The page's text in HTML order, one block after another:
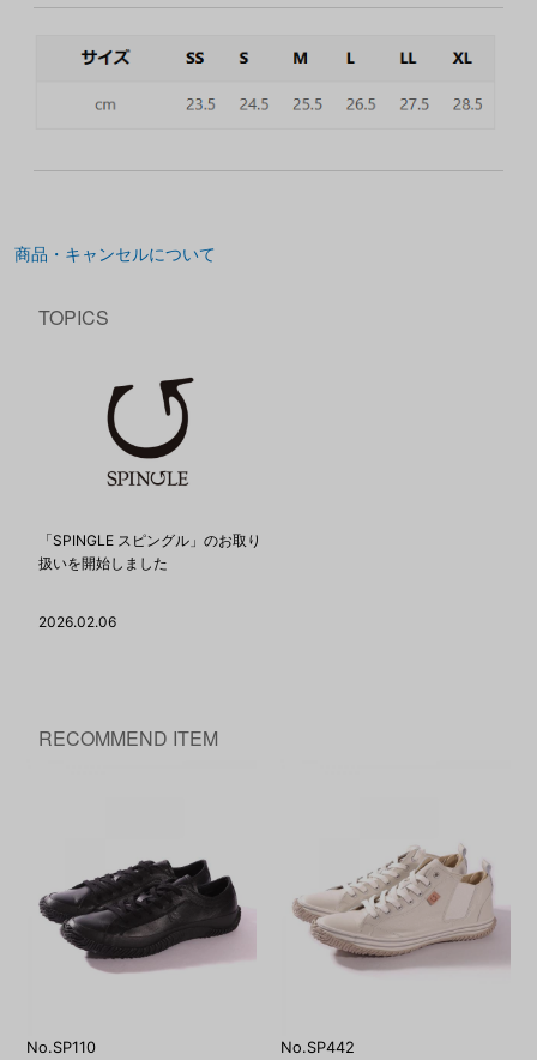
商品・キャンセルについて
TOPICS
「SPINGLE スピングル」のお取り
扱いを開始しました
2026.02.06
RECOMMEND ITEM
No.SP110
No.SP442